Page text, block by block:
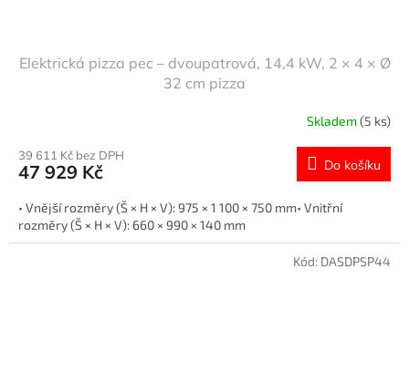
Elektrická pizza pec – dvoupatrová, 14,4 kW, 2 × 4 × Ø
32 cm pizza
Skladem(5 ks)
39 611 Kč bez DPH
47 929 Kč Do košíku
• Vnější rozměry (Š × H × V): 975 × 1 100 × 750 mm• Vnitřní
rozměry (Š × H × V): 660 × 990 × 140 mm
Kód: DASDPSP44